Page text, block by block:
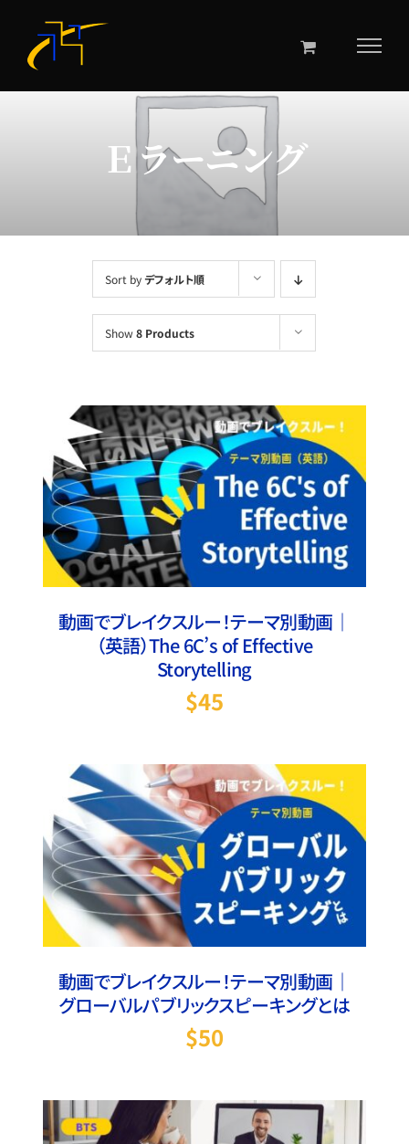
content
Ｅラーニング
Sort byデフォルト順
Show8 Products
お買い物カゴに追加 / 詳細
動画でブレイクスルー！テーマ別動画｜
（英語）The 6C’s of Effective
Storytelling
$45
お買い物カゴに追加 / 詳細
動画でブレイクスルー！テーマ別動画｜
グローバルパブリックスピーキングとは
$50